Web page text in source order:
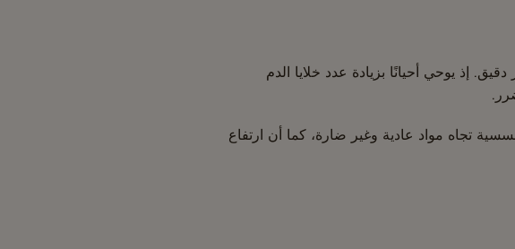
إذ يوحي أحيانًا بزيادة عدد خلايا الدم
تجاه مواد عادية وغير ضارة، كما أن ارتفاع